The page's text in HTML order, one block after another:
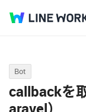
Q&A
Bot
callbackを